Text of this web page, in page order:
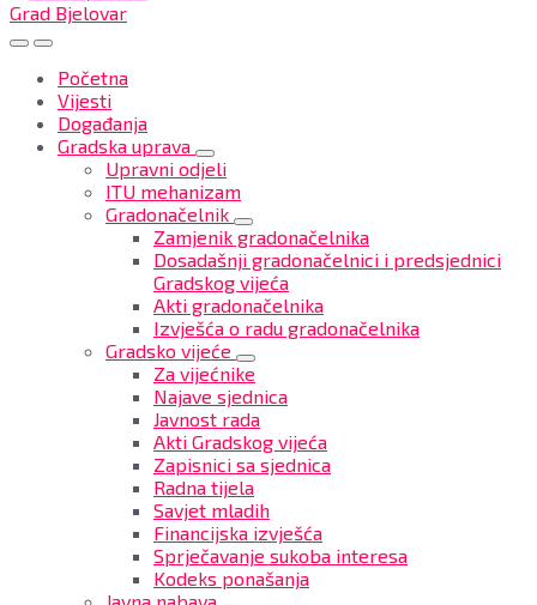
Grad Bjelovar
Početna
Vijesti
Događanja
Gradska uprava
Upravni odjeli
ITU mehanizam
Gradonačelnik
Zamjenik gradonačelnika
Dosadašnji gradonačelnici i predsjednici
Gradskog vijeća
Akti gradonačelnika
Izvješća o radu gradonačelnika
Gradsko vijeće
Za vijećnike
Najave sjednica
Javnost rada
Akti Gradskog vijeća
Zapisnici sa sjednica
Radna tijela
Savjet mladih
Financijska izvješća
Sprječavanje sukoba interesa
Kodeks ponašanja